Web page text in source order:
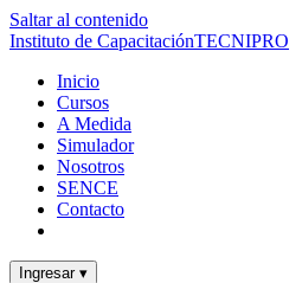
Saltar al contenido
Instituto de CapacitaciónTECNIPRO
Inicio
Cursos
A Medida
Simulador
Nosotros
SENCE
Contacto
Ingresar ▾